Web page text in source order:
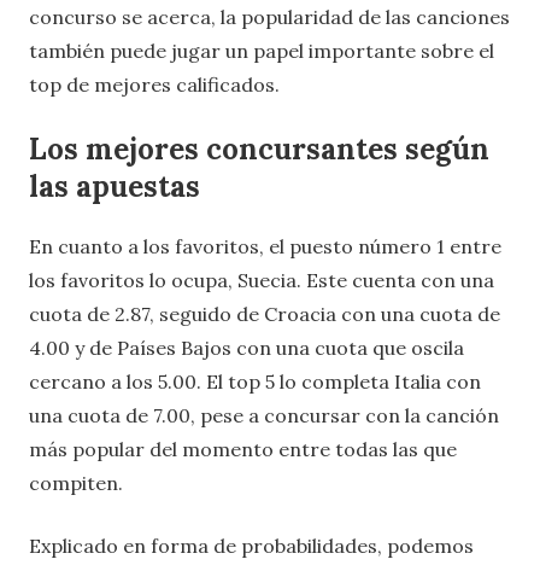
concurso se acerca, la popularidad de las canciones
también puede jugar un papel importante sobre el
top de mejores calificados.
Los mejores concursantes según
las apuestas
En cuanto a los favoritos, el puesto número 1 entre
los favoritos lo ocupa, Suecia. Este cuenta con una
cuota de 2.87, seguido de Croacia con una cuota de
4.00 y de Países Bajos con una cuota que oscila
cercano a los 5.00. El top 5 lo completa Italia con
una cuota de 7.00, pese a concursar con la canción
más popular del momento entre todas las que
compiten.
Explicado en forma de probabilidades, podemos